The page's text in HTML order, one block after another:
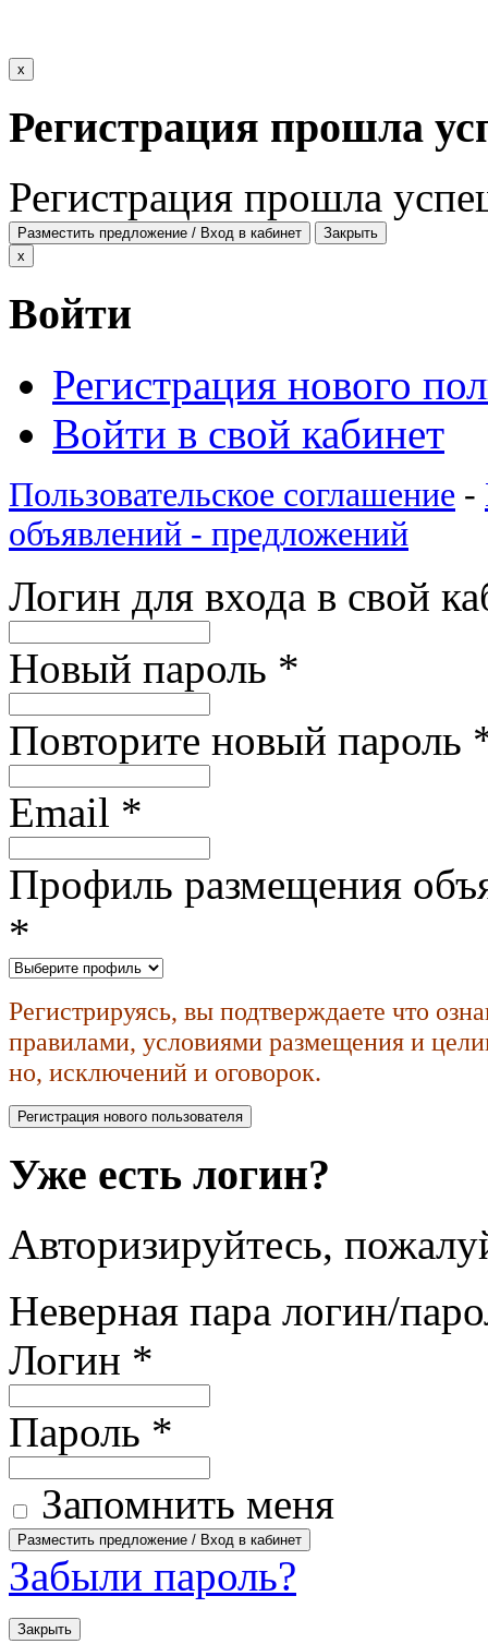
x
Регистрация прошла
Регистрация прошла
Разместить предложение / Вход в кабинет
Закрыть
x
Войти
Регистрация нового
Войти в свой кабинет
Пользовательское соглашение -
объявлений - предложений
Логин для входа в свой
Новый пароль *
Повторите новый пароль
Email *
Профиль размещения
*
Регистрируясь, вы подтверждаете что
правилами, условиями размещения и
но, исключений и оговорок.
Уже есть логин?
Авторизируйтесь,
Неверная пара логин/
Логин *
Пароль *
Запомнить меня
Забыли пароль?
Закрыть